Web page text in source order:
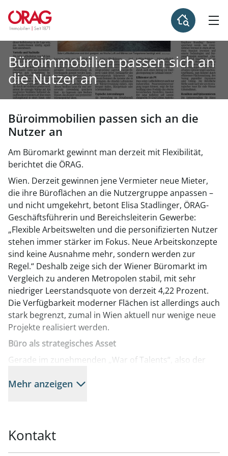
Büroimmobilien passen sich an
die Nutzer an
Büroimmobilien passen sich an die
Nutzer an
Am Büromarkt gewinnt man derzeit mit Flexibilität,
berichtet die ÖRAG.
Wien. Derzeit gewinnen jene Vermieter neue Mieter,
die ihre Büroflächen an die Nutzergruppe anpassen –
und nicht umgekehrt, betont Elisa Stadlinger, ÖRAG-
Geschäftsführerin und Bereichsleiterin Gewerbe:
„Flexible Arbeitswelten und die personifizierten Nutzer
stehen immer stärker im Fokus. Neue Arbeitskonzepte
sind keine Ausnahme mehr, sondern werden zur
Regel.“ Deshalb zeige sich der Wiener Büromarkt im
Vergleich zu anderen Metropolen stabil, mit sehr
niedriger Leerstandsquote von derzeit 4,22 Prozent.
Die Verfügbarkeit moderner Flächen ist allerdings auch
stark begrenzt, zumal in Wien aktuell nur wenige neue
Projekte realisiert werden.
Büro als strategisches Asset
Gerade im zunehmenden „War of Talents“, also der
spiele der Arbeitsplatz aber eine zentrale Rolle, meint
Unternehmen bewusst in einen attraktiven Standort
Mehr anzeigen
Kontakt